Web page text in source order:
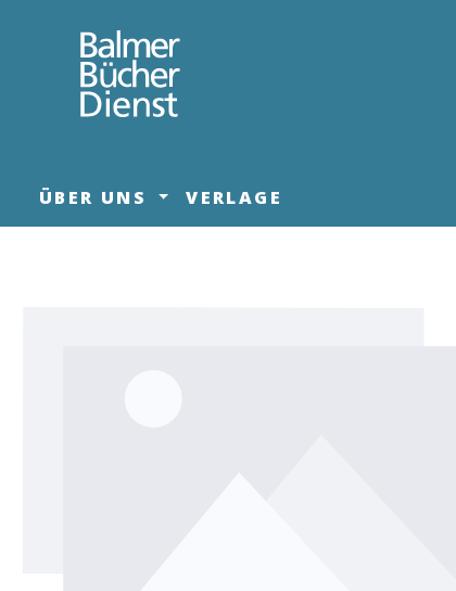
Zur Hauptnavigation springen
ÜBER UNS VERLAGE